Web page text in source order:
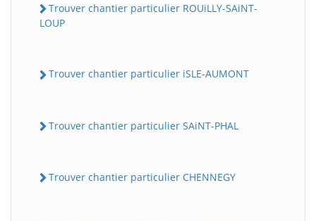
Trouver chantier particulier ROUiLLY-SAiNT-
LOUP
Trouver chantier particulier iSLE-AUMONT
Trouver chantier particulier SAiNT-PHAL
Trouver chantier particulier CHENNEGY